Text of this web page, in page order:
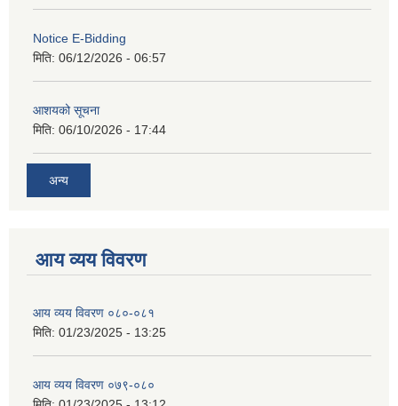
Notice E-Bidding
मिति: 06/12/2026 - 06:57
आशयको सूचना
मिति: 06/10/2026 - 17:44
अन्य
आय व्यय विवरण
आय व्यय विवरण ०८०-०८१
मिति: 01/23/2025 - 13:25
आय व्यय विवरण ०७९-०८०